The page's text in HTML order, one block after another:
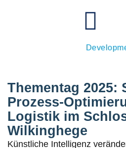
Thementag 2025:
Prozess-
Logistik im
Wilkinghege
Künstliche Intelligenz